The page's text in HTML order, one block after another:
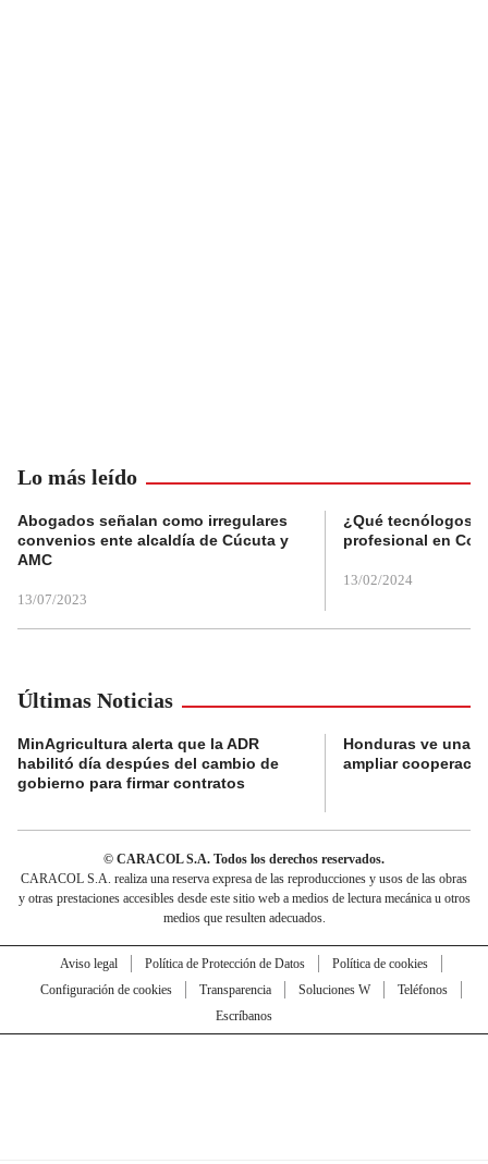
Lo más leído
Abogados señalan como irregulares
convenios ente alcaldía de Cúcuta y
AMC
13/07/2023
¿Qué tecnólogos
profesional en
13/02/2024
Últimas Noticias
MinAgricultura alerta que la ADR
habilitó día despúes del cambio de
gobierno para firmar contratos
Honduras ve una
ampliar
© CARACOL S.A. Todos los derechos reservados.
CARACOL S.A. realiza una reserva expresa de las reproducciones y usos de las obras
y otras prestaciones accesibles desde este sitio web a medios de lectura mecánica u otros
medios que resulten adecuados.
Aviso legal Política de Protección de Datos
Política de cookies
Configuración de cookies
Transparencia Soluciones W
Teléfonos
Escríbanos